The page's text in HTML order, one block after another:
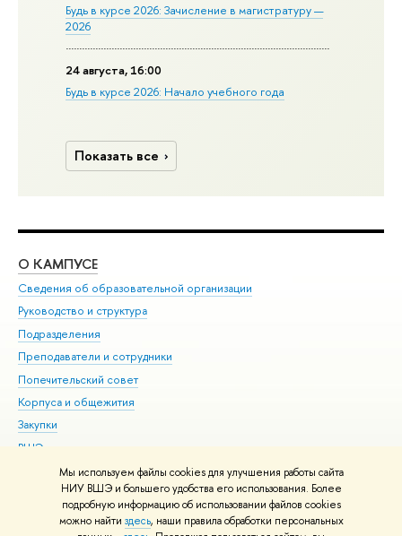
Мы используем файлы cookies для улучшения работы сайта
НИУ ВШЭ и большего удобства его использования. Более
подробную информацию об использовании файлов cookies
можно найти здесь, наши правила обработки персональных
Будь в курсе 2026: Зачисление в магистратуру —
2026
24 августа, 16:00
Будь в курсе 2026: Начало учебного года
Показать все
О КАМПУСЕ
Сведения об образовательной организации
Руководство и структура
Подразделения
Преподаватели и сотрудники
Попечительский совет
Корпуса и общежития
Закупки
ВШЭ для студентов с ограниченными возможностями
здоровья и инвалидностью
Версия для слабовидящих
Единая платежная страница